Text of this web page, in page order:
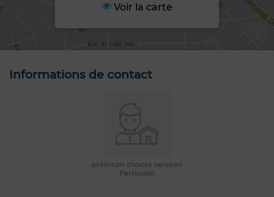
Voir la carte
Informations de contact
premium choices services
Particulier